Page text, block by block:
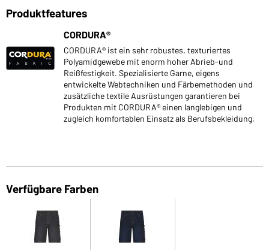
Produktfeatures
CORDURA®
CORDURA® ist ein sehr robustes, texturiertes
Polyamidgewebe mit enorm hoher Abrieb-und
Reißfestigkeit. Spezialisierte Garne, eigens
entwickelte Webtechniken und Färbemethoden und
zusätzliche textile Ausrüstungen garantieren bei
Produkten mit CORDURA® einen langlebigen und
zugleich komfortablen Einsatz als Berufsbekleidung.
Verfügbare Farben